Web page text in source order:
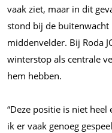
vaak ziet, maar in dit
stond bij de
middenvelder. Bij Roda
winterstop als centrale
hem hebben.
“Deze positie is niet
ik er vaak genoeg